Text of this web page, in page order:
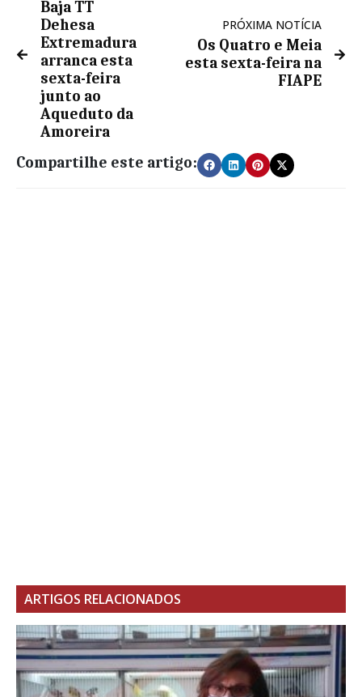
Baja TT
Dehesa
Extremadura
arranca esta
sexta-feira
junto ao
Aqueduto da
Amoreira
PRÓXIMA NOTÍCIA
Os Quatro e Meia
esta sexta-feira na
FIAPE
Compartilhe este artigo:
ARTIGOS RELACIONADOS